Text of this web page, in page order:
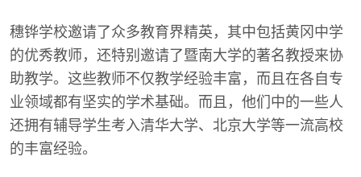
穗铧学校邀请了众多教育界精英，其中包括黄冈中学
的优秀教师，还特别邀请了暨南大学的著名教授来协
助教学。这些教师不仅教学经验丰富，而且在各自专
业领域都有坚实的学术基础。而且，他们中的一些人
还拥有辅导学生考入清华大学、北京大学等一流高校
的丰富经验。